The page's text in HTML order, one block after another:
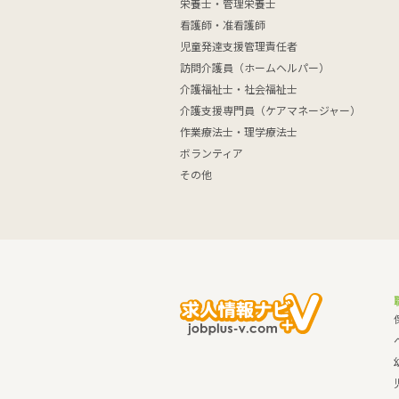
栄養士・管理栄養士
看護師・准看護師
児童発達支援管理責任者
訪問介護員（ホームヘルパー）
介護福祉士・社会福祉士
介護支援専門員（ケアマネージャー）
作業療法士・理学療法士
ボランティア
その他